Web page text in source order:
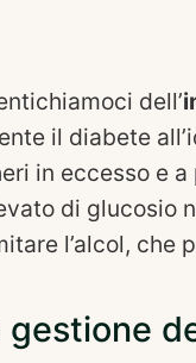
dell’
il diabete
in eccesso e
di glucosio
l’alcol, che
gestione